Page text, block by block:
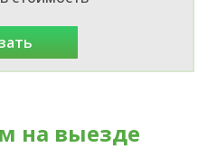
на выезде